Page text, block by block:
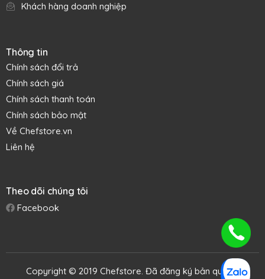
Khách hàng doanh nghiệp
Thông tin
Chính sách đổi trả
Chính sách giá
Chính sách thanh toán
Chính sách bảo mật
Về Chefstore.vn
Liên hệ
Theo dõi chúng tôi
Facebook
Copyright © 2019 Chefstore. Đã đăng ký bản quyền.